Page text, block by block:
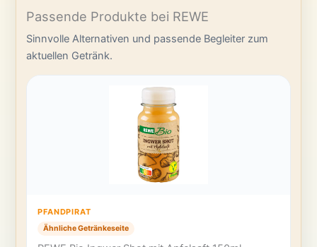
Passende Produkte bei REWE
Sinnvolle Alternativen und passende Begleiter zum
aktuellen Getränk.
PFANDPIRAT
Ähnliche Getränkeseite